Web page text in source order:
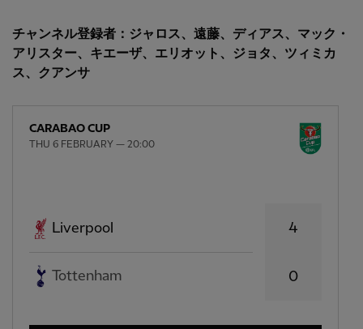
チャンネル登録者：ジャロス、遠藤、ディアス、マック・
アリスター、キエーザ、エリオット、ジョタ、ツィミカ
ス、クアンサ
CARABAO CUP
THU 6 FEBRUARY — 20:00
Liverpool
Tottenham
4
0